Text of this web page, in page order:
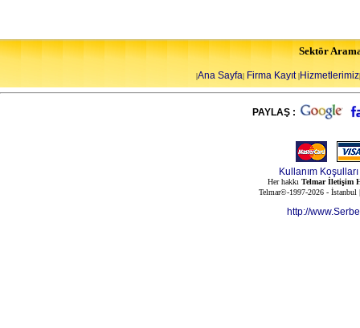
Sektör
|Ana Sayfa| Firma Kayıt|Hizmetlerimiz|
PAYLAŞ :
Kullanım Koşulları
Her hakkı Telmar İletişim
Telmar©-1997-2026 -
http://